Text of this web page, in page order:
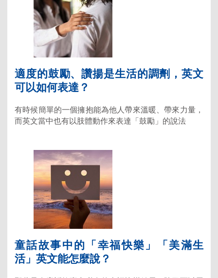
適度的鼓勵、讚揚是生活的調劑，英文
可以如何表達？
有時候簡單的一個擁抱能為他人帶來溫暖、帶來力量，
而英文當中也有以肢體動作來表達「鼓勵」的說法
童話故事中的「幸福快樂」「美滿生
活」英文能怎麼說？